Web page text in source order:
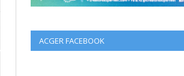
ACGER FACEBOOK